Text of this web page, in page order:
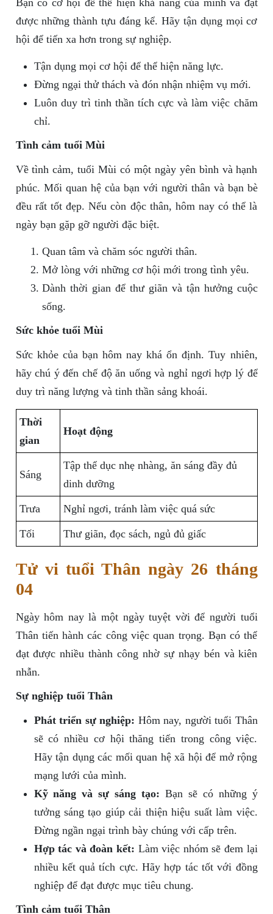
Bạn có cơ hội để thể hiện khả năng của mình và đạt
được những thành tựu đáng kể. Hãy tận dụng mọi cơ
hội để tiến xa hơn trong sự nghiệp.
Tận dụng mọi cơ hội để thể hiện năng lực.
Đừng ngại thử thách và đón nhận nhiệm vụ mới.
Luôn duy trì tinh thần tích cực và làm việc chăm
chỉ.
Tình cảm tuổi Mùi
Về tình cảm, tuổi Mùi có một ngày yên bình và hạnh
phúc. Mối quan hệ của bạn với người thân và bạn bè
đều rất tốt đẹp. Nếu còn độc thân, hôm nay có thể là
ngày bạn gặp gỡ người đặc biệt.
Quan tâm và chăm sóc người thân.
Mở lòng với những cơ hội mới trong tình yêu.
Dành thời gian để thư giãn và tận hưởng cuộc
sống.
Sức khỏe tuổi Mùi
Sức khỏe của bạn hôm nay khá ổn định. Tuy nhiên,
hãy chú ý đến chế độ ăn uống và nghỉ ngơi hợp lý để
duy trì năng lượng và tinh thần sảng khoái.
Thời
gian
Hoạt động
Sáng
Tập thể dục nhẹ nhàng, ăn sáng đầy đủ
dinh dưỡng
Trưa Nghỉ ngơi, tránh làm việc quá sức
Tối Thư giãn, đọc sách, ngủ đủ giấc
Tử vi tuổi Thân ngày 26 tháng
04
Ngày hôm nay là một ngày tuyệt vời để người tuổi
Thân tiến hành các công việc quan trọng. Bạn có thể
đạt được nhiều thành công nhờ sự nhạy bén và kiên
nhẫn.
Sự nghiệp tuổi Thân
Phát triển sự nghiệp: Hôm nay, người tuổi Thân
sẽ có nhiều cơ hội thăng tiến trong công việc.
Hãy tận dụng các mối quan hệ xã hội để mở rộng
mạng lưới của mình.
Kỹ năng và sự sáng tạo: Bạn sẽ có những ý
tưởng sáng tạo giúp cải thiện hiệu suất làm việc.
Đừng ngần ngại trình bày chúng với cấp trên.
Hợp tác và đoàn kết: Làm việc nhóm sẽ đem lại
nhiều kết quả tích cực. Hãy hợp tác tốt với đồng
nghiệp để đạt được mục tiêu chung.
Tình cảm tuổi Thân